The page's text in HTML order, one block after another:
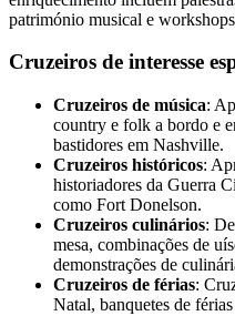
património musical e
Cruzeiros de interesse
Cruzeiros de música:
country e folk a bordo e
bastidores em Nashville.
Cruzeiros históricos:
historiadores da Guerra
como Fort Donelson.
Cruzeiros culinários:
mesa, combinações de
demonstrações de
Cruzeiros de férias:
Natal, banquetes de